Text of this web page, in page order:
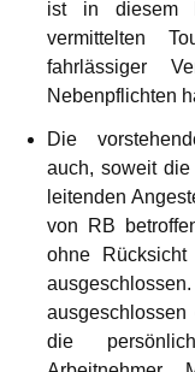
ist in diesem
vermittelten
fahrlässiger
Nebenpflichten
Die
auch, soweit die
leitenden
von RB
ohne
die